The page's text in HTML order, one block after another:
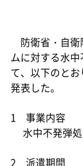
防衛省・自衛
ムに対する水
て、以下のと
発表した。
1 事業内容
水中不発弾処
2 派遣期間